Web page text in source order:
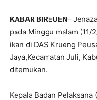
KABAR BIREUEN–
pada Minggu malam (11/
ikan di DAS Krueng
Jaya,Kecamatan Juli,
ditemukan.
Kepala Badan Pelaksana